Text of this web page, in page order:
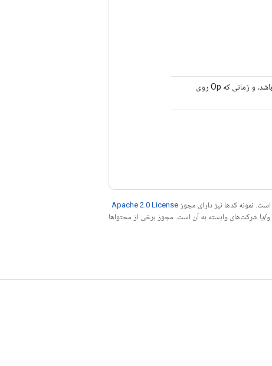
دستگاه TPU برای استفاده. زمانی که Op در دستگاه TPU در حال اجرا است، این مقدار باید -1 باشد، و زمانی که Op روی
است. نمونه کدها نیز دارای مجوز Apache 2.0 License
مراجعه کنید. جاوا علامت تجاری ثبت‌شده Oracle و/یا شرکت‌های وابسته به آن است. مجوز برخی از محتواها